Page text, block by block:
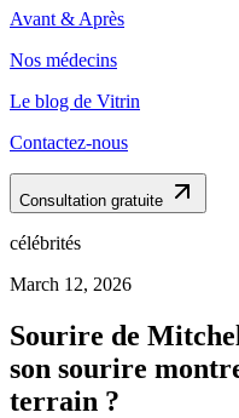
Avant & Après
Nos médecins
Le blog de Vitrin
Contactez-nous
Consultation gratuite
célébrités
March 12, 2026
Sourire de
son sourire
terrain ?